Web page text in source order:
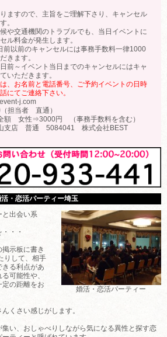
ますので、主旨をご理解下さり、キャンセル
。
や交通機関のトラブルでも、当日イベントに
ル料金が発生します。
前以前のキャンセルには事務手数料一律1000
きます。
前～イベント当日までのキャンセルにはキャ
いただきます。
、お名前と電話番号、ご予約イベントの日時
にてご連絡下さい。
j.com
担当者 直通）
女性⇒3000円 （事務手数料を含む）
支店 普通 5084041 株式会社BEST
・恋活パーティー埼玉
婚活・恋活パーティー
と出会い系
・・
示板に書き
りして、相手
きる利点があ
可能性や、
の距離をお
くさい感じがします。
い、おしゃべりしながら気になる異性と探す恋